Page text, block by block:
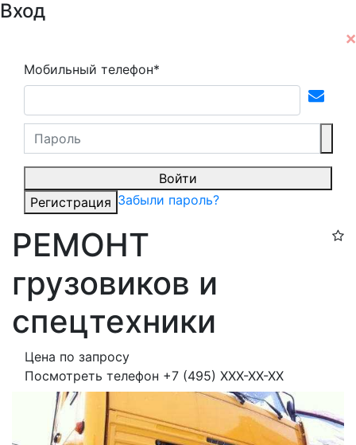
Вход
Мобильный телефон*
Войти
Регистрация Забыли пароль?
РЕМОНТ
грузовиков и
спецтехники
Цена по запросу
Посмотреть телефон +7 (495) XXX-XX-XX